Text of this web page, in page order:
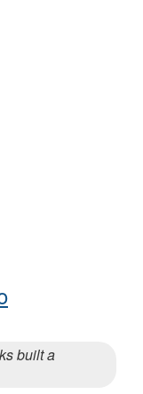
built a